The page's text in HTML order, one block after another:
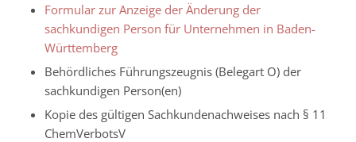
Formular zur Anzeige der Änderung der
sachkundigen Person für Unternehmen in Baden-
Württemberg
Behördliches Führungszeugnis (Belegart O) der
sachkundigen Person(en)
Kopie des gültigen Sachkundenachweises nach § 11
ChemVerbotsV